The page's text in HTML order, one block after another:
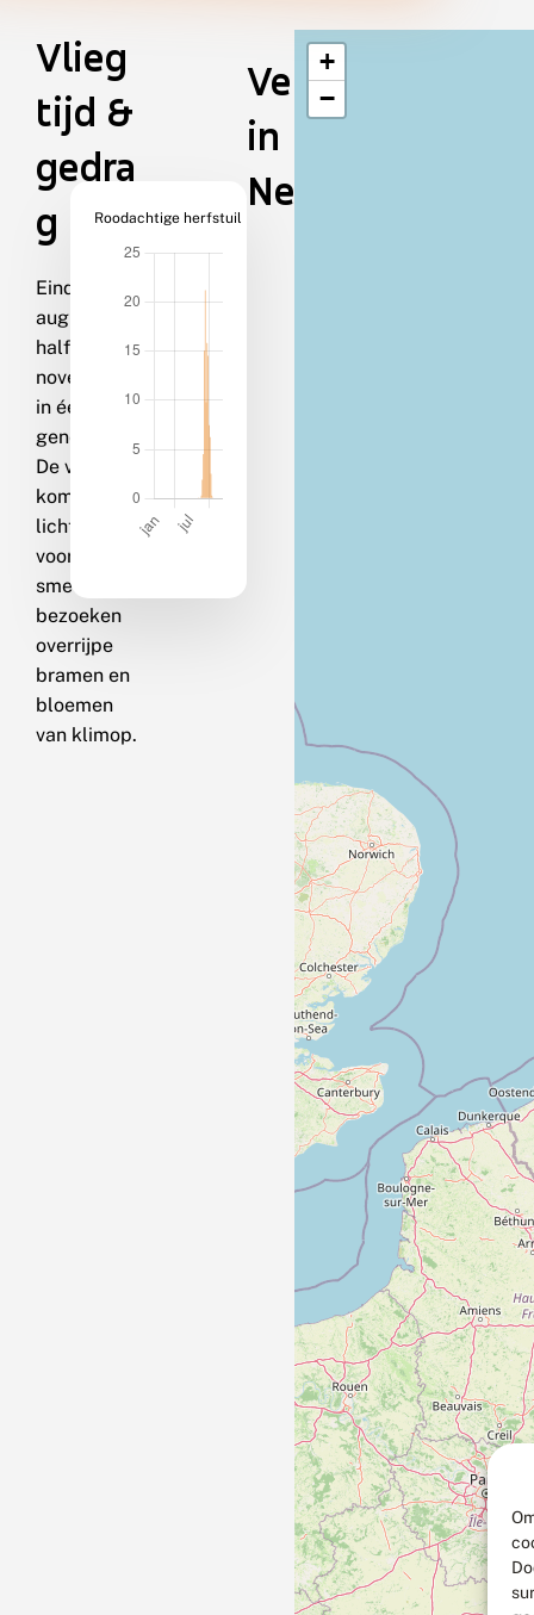
Vlieg
tijd &
gedra
g
Eind
augustus-
half
november
in één
generatie.
De vlinders
komen op
licht, maar
vooral op
smeer; ze
bezoeken
overrijpe
bramen en
bloemen
van klimop.
Roodachtige herfstuil
Verspreiding
in
Nederland
+
−